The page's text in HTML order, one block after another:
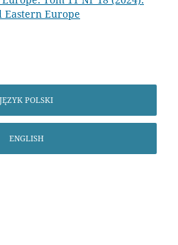
Eastern Europe
JĘZYK POLSKI
ENGLISH